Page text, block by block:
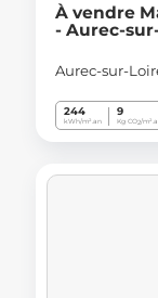
À vendre
- Aurec-
Aurec-sur-
244
kWh/m².an
9
Kg CO2/